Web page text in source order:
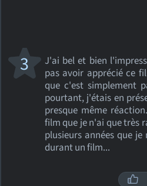
J'ai bel et bien
pas avoir apprécié ce
que c'est simplement
pourtant, j'étais en
presque même
film que je n'ai que très
plusieurs années que
durant un film...
3